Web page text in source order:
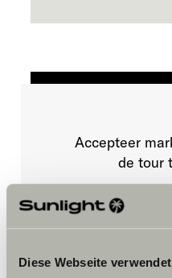
Diese Webseite
Accepteer
de tour